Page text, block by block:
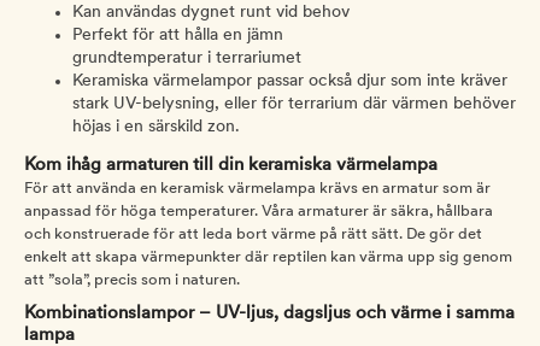
Kan användas dygnet runt vid behov
Perfekt för att hålla en jämn
grundtemperatur i terrariumet
Keramiska värmelampor passar också djur som inte kräver
stark UV-belysning, eller för terrarium där värmen behöver
höjas i en särskild zon.
Kom ihåg armaturen till din keramiska värmelampa
För att använda en keramisk värmelampa krävs en armatur som är
anpassad för höga temperaturer. Våra armaturer är säkra, hållbara
och konstruerade för att leda bort värme på rätt sätt. De gör det
enkelt att skapa värmepunkter där reptilen kan värma upp sig genom
att ”sola”, precis som i naturen.
Kombinationslampor – UV-ljus, dagsljus och värme i samma
lampa